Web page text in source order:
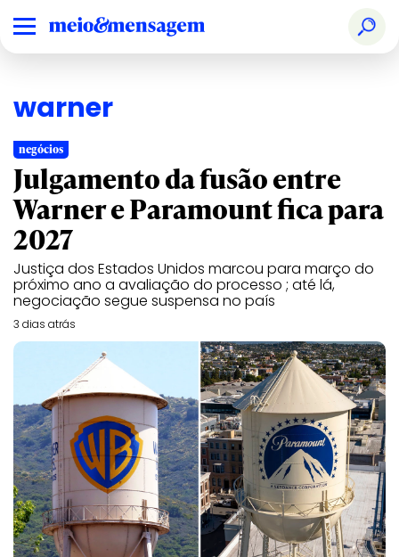
warner
negócios
Julgamento da fusão entre
Warner e Paramount fica para
2027
Justiça dos Estados Unidos marcou para março do
próximo ano a avaliação do processo ; até lá,
negociação segue suspensa no país
3 dias atrás